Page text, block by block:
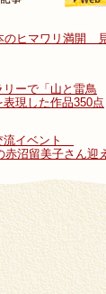
のヒマワリ満開
ーで「山と雷鳥
現した作品350点
流イベント
赤沼留美子さん迎